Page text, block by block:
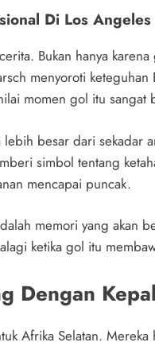
Di Los Angeles
Bukan hanya
menyoroti
momen gol itu
besar dari sekadar
simbol tentang
mencapai puncak.
memori yang akan
ketika gol itu
Dengan
Afrika Selatan.